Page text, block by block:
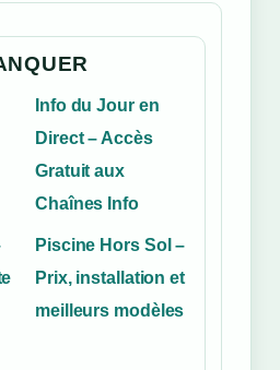
Info du Jour en
Direct – Accès
Gratuit aux
Chaînes Info
Piscine Hors Sol –
Prix, installation et
meilleurs modèles